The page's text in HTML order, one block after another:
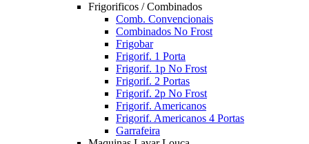
Frigorificos / Combinados
Comb. Convencionais
Combinados No Frost
Frigobar
Frigorif. 1 Porta
Frigorif. 1p No Frost
Frigorif. 2 Portas
Frigorif. 2p No Frost
Frigorif. Americanos
Frigorif. Americanos 4 Portas
Garrafeira